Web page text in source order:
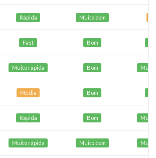
Rápida Muito bom
Fast Bom
Muito rápida Bom
Média Bom
Rápida Bom
Muito rápida Muito bom